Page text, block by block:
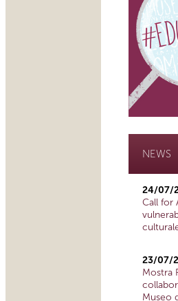
NEWS
24/07/
Call for
23/07/
Mostra
Museo